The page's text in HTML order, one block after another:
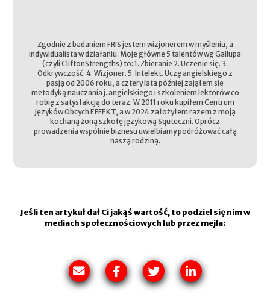
Zgodnie z badaniem FRIS jestem wizjonerem w myśleniu, a
indywidualistą w działaniu. Moje główne 5 talentów wg Gallupa
(czyli CliftonStrengths) to: 1. Zbieranie 2. Uczenie się. 3.
Odkrywczość. 4. Wizjoner. 5. Intelekt. Uczę angielskiego z
pasją od 2006 roku, a cztery lata później zająłem się
metodyką nauczania j. angielskiego i szkoleniem lektorów co
robię z satysfakcją do teraz. W 2011 roku kupiłem Centrum
Języków Obcych EFFEKT, a w 2024 założyłem razem z moją
kochaną żoną szkołę językową Squteczni. Oprócz
prowadzenia wspólnie biznesu uwielbiamy podróżować całą
naszą rodziną.
Jeśli ten artykuł dał Ci jakąś wartość, to podziel się nim w
mediach społecznościowych lub przez mejla: